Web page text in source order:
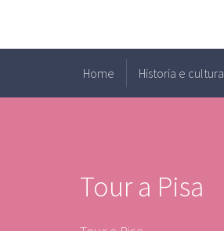
Home Historia e cultura
Tour a Pisa